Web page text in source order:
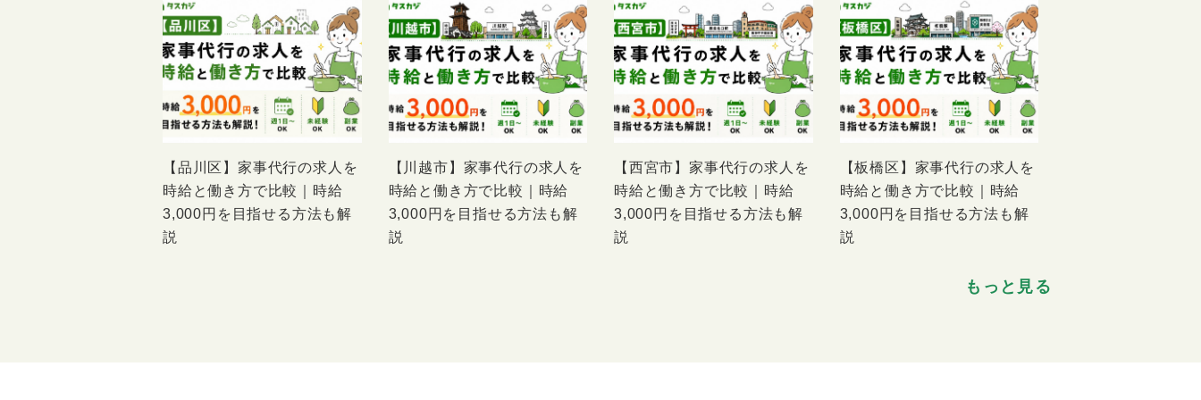
【品川区】家事代行の求人を
時給と働き方で比較｜時給
3,000円を目指せる方法も解
説
【川越市】家事代行の求人を
時給と働き方で比較｜時給
3,000円を目指せる方法も解
説
【西宮市】家事代行の求人を
時給と働き方で比較｜時給
3,000円を目指せる方法も解
説
【板橋区】家事代行の求人を
時給と働き方で比較｜時給
3,000円を目指せる方法も解
説
もっと見る